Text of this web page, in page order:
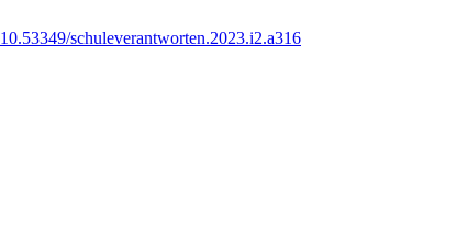
10.53349/schuleverantworten.2023.i2.a316